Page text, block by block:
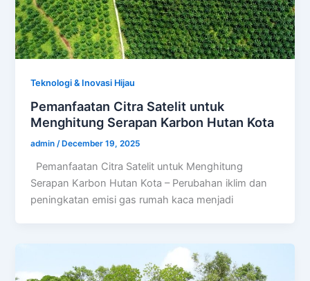
Teknologi & Inovasi Hijau
Pemanfaatan Citra Satelit untuk
Menghitung Serapan Karbon Hutan Kota
admin/ December 19, 2025
Pemanfaatan Citra Satelit untuk Menghitung
Serapan Karbon Hutan Kota – Perubahan iklim dan
peningkatan emisi gas rumah kaca menjadi